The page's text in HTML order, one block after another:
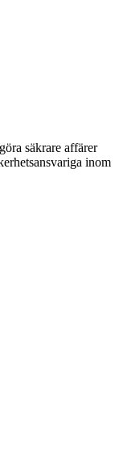
säkrare affärer
inom